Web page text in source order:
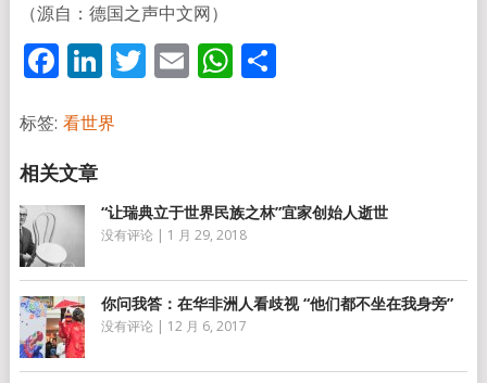
（源自：德国之声中文网）
Facebook
LinkedIn
Twitter
EmailWhatsApp
分
标签: 看世界
“让瑞典立于世界民族之林”宜家创始人逝世
没有评论 | 1 月 29, 2018
你问我答：在华非洲人看歧视 “他们都不坐在我身旁”
没有评论 | 12 月 6, 2017